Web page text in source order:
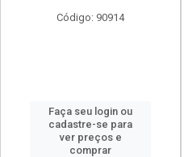
Código: 90914
Faça seu login ou
cadastre-se para
ver preços e
comprar